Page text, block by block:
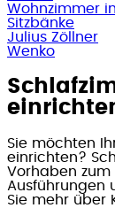
Wohnzimmer
Sitzbänke
Julius Zöllner
Wenko
Sie möchten
einrichten?
Vorhaben zum
Ausführungen
Sie mehr über